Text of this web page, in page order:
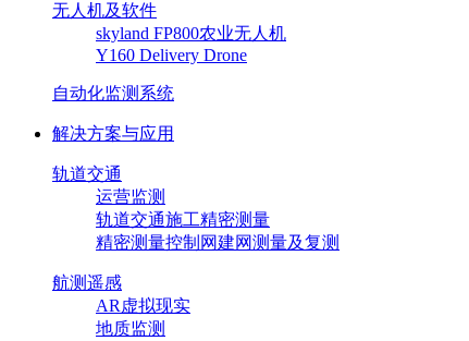
无人机及软件
skyland FP800农业无人机
Y160 Delivery Drone
自动化监测系统
解决方案与应用
轨道交通
运营监测
轨道交通施工精密测量
精密测量控制网建网测量及复测
航测遥感
AR虚拟现实
地质监测